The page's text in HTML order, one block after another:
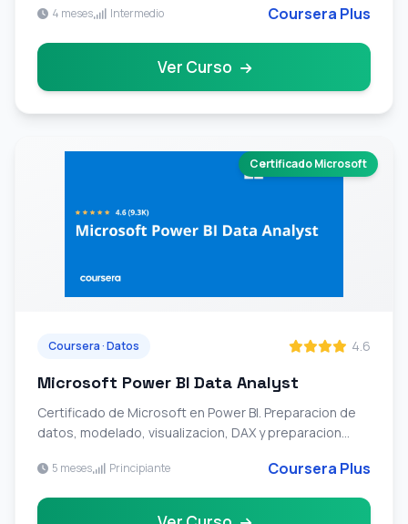
modelos.
4 meses Intermedio Coursera Plus
Ver Curso
Certificado Microsoft
Coursera · Datos 4.6
Microsoft Power BI Data Analyst
Certificado de Microsoft en Power BI. Preparacion de
datos, modelado, visualizacion, DAX y preparacion
5 meses Principiante Coursera Plus